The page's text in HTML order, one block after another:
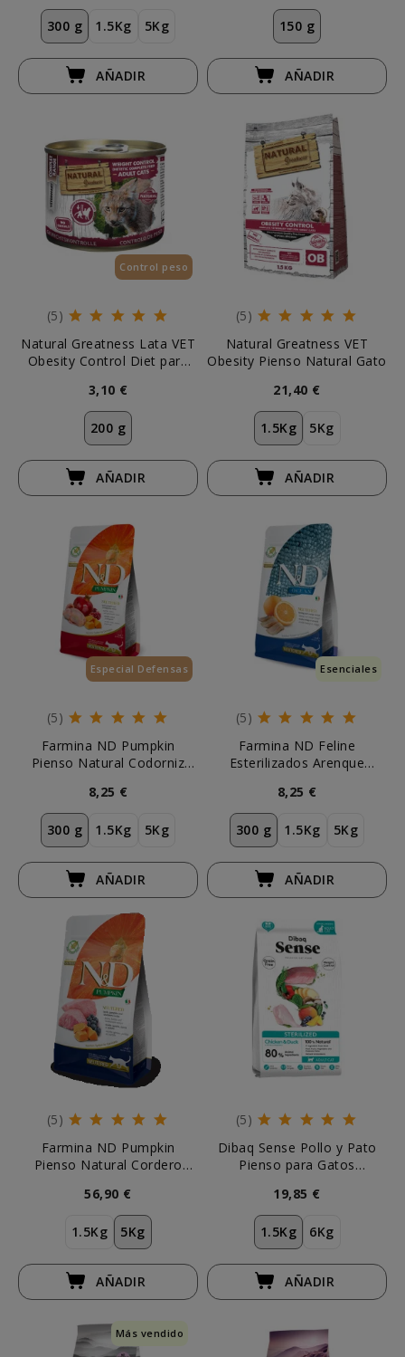
300 g 1.5Kg 5Kg
AÑADIR
150 g
AÑADIR
Control peso
(5)
Natural Greatness Lata VET
Obesity Control Diet para
3,10 €
200 g
AÑADIR
(5)
Natural Greatness VET
Obesity Pienso Natural Gato
21,40 €
1.5Kg 5Kg
AÑADIR
Especial Defensas
(5)
Farmina ND Pumpkin
Pienso Natural Codorniz
8,25 €
300 g 1.5Kg 5Kg
AÑADIR
Esenciales
(5)
Farmina ND Feline
Esterilizados Arenque
8,25 €
300 g 1.5Kg 5Kg
AÑADIR
(5)
Farmina ND Pumpkin
Pienso Natural Cordero
56,90 €
1.5Kg 5Kg
AÑADIR
(5)
Dibaq Sense Pollo y Pato
Pienso para Gatos
19,85 €
1.5Kg 6Kg
AÑADIR
Más vendido